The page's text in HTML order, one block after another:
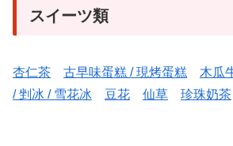
スイーツ類
杏仁茶 古早味蛋糕 / 現烤蛋糕 木瓜
/ 剉冰 / 雪花冰
豆花 仙草 珍珠奶茶